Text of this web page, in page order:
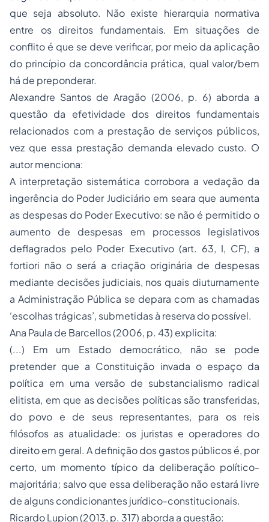
que seja absoluto. Não existe hierarquia normativa
entre os direitos fundamentais. Em situações de
conflito é que se deve verificar, por meio da aplicação
do princípio da concordância prática, qual valor/bem
há de preponderar.
Alexandre Santos de Aragão (2006, p. 6) aborda a
questão da efetividade dos direitos fundamentais
relacionados com a prestação de serviços públicos,
vez que essa prestação demanda elevado custo. O
autor menciona:
A interpretação sistemática corrobora a vedação da
ingerência do Poder Judiciário em seara que aumenta
as despesas do Poder Executivo: se não é permitido o
aumento de despesas em processos legislativos
deflagrados pelo Poder Executivo (art. 63, I, CF), a
fortiori não o será a criação originária de despesas
mediante decisões judiciais, nos quais diuturnamente
a Administração Pública se depara com as chamadas
‘escolhas trágicas’, submetidas à reserva do possível.
Ana Paula de Barcellos (2006, p. 43) explicita:
(...) Em um Estado democrático, não se pode
pretender que a Constituição invada o espaço da
política em uma versão de substancialismo radical
elitista, em que as decisões políticas são transferidas,
do povo e de seus representantes, para os reis
filósofos as atualidade: os juristas e operadores do
direito em geral. A definição dos gastos públicos é, por
certo, um momento típico da deliberação político-
majoritária; salvo que essa deliberação não estará livre
de alguns condicionantes jurídico-constitucionais.
Ricardo Lupion (2013, p. 317) aborda a questão: